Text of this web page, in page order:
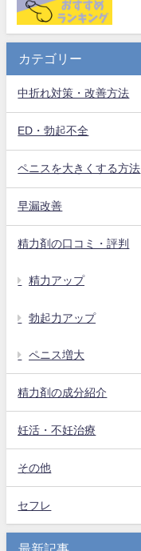
カテゴリー
中折れ対策・改善方法
ED・勃起不全
ペニスを大きくする方法
早漏改善
精力剤の口コミ・評判
精力アップ
勃起力アップ
ペニス増大
精力剤の成分紹介
妊活・不妊治療
その他
セフレ